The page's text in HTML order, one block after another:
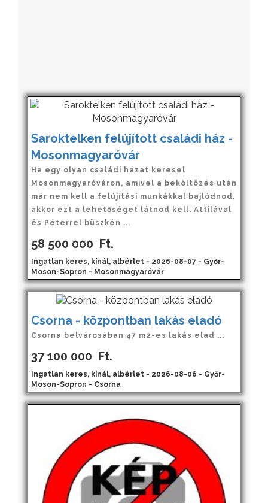
Saroktelken felújított családi ház -
Mosonmagyaróvár
Ha egy olyan családi házat keresel
Mosonmagyaróváron, amivel a beköltözés után
már nem kell a felújítási munkákkal bajlódnod,
akkor ezt a lehetőséget látnod kell. Attilával
és Péterrel büszkén ...
58 500 000 Ft.
Ingatlan keres, kínál, albérlet - 2026-08-07 - Győr-
Moson-Sopron - Mosonmagyaróvár
Csorna - központban lakás eladó
Csorna belvárosában 47 m2-es lakás elad ...
37 100 000 Ft.
Ingatlan keres, kínál, albérlet - 2026-08-06 - Győr-
Moson-Sopron - Csorna